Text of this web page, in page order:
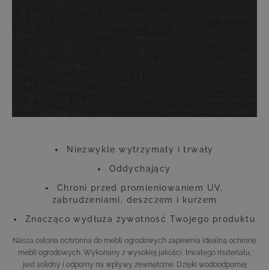
niekorzystne warunki pogodowe. Właśnie na tym dodatku absolutnie nie
powinieneś oszczędzać. Ta niewielka inwestycja zwróci się stokrotnie,
dzięki czemu długo będziesz mógł cieszyć się meblami wyglądającymi
jak nowe.
Należy pamiętać, że pokrowce mogą zmieniać kolor pod wpływem
promieniowania UV. Nie wpływa to jednak ani na funkcję, ani na trwałość
pokrowca. Pokrowiec wykonany jest z poliestru.
Niezwykle wytrzymały i trwały
Oddychający
Chroni przed promieniowaniem UV,
zabrudzeniami, deszczem i kurzem
Znacząco wydłuża żywotność Twojego produktu
Nasza osłona ochronna do mebli ogrodowych zapewnia idealną ochronę
mebli ogrodowych. Wykonany z wysokiej jakości, trwałego materiału,
jest solidny i odporny na wpływy zewnętrzne. Dzięki wodoodpornej